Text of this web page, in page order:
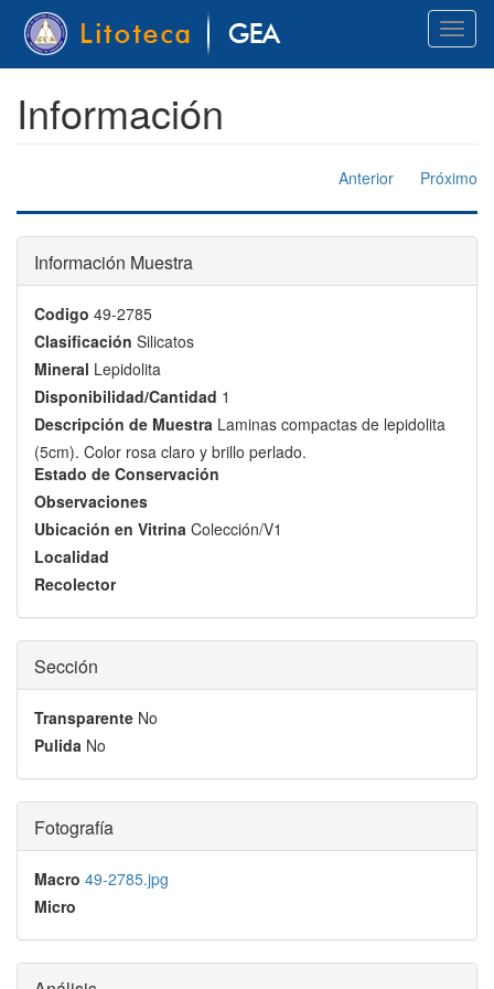
Pasar
contenido
Información
Anterior Próximo
Información Muestra
Codigo 49-2785
Clasificación Silicatos
Mineral Lepidolita
Disponibilidad/Cantidad 1
Descripción de Muestra Laminas compactas de lepidolita
(5cm). Color rosa claro y brillo perlado.
Estado de Conservación
Observaciones
Ubicación en Vitrina Colección/V1
Localidad
Recolector
Sección
Transparente No
Pulida No
Fotografía
Macro 49-2785.jpg
Micro